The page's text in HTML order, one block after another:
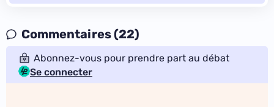
Commentaires (22)
Abonnez-vous pour prendre part au débat
Se connecter